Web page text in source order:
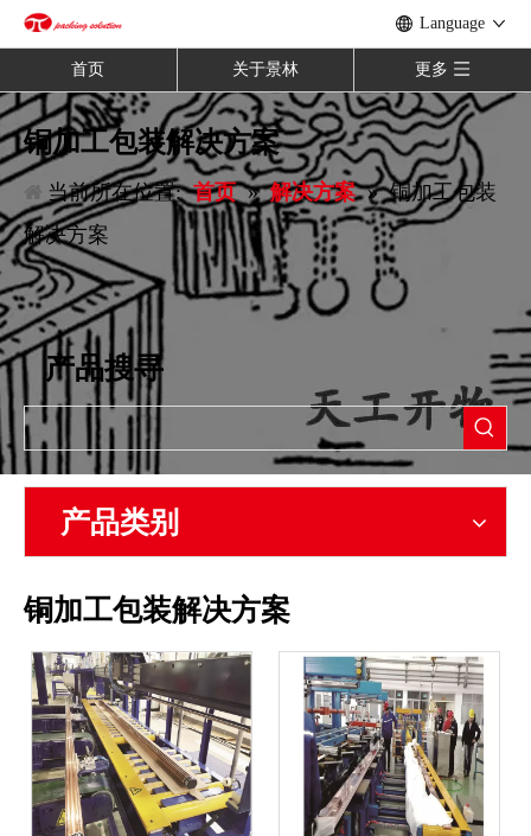
Language
首页 关于景林 更多
铜加工包装解决方案
当前所在位置: 首页 » 解决方案 » 铜加工包装
解决方案
产品搜寻
产品类别
铜加工包装解决方案